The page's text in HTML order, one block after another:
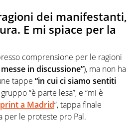
dei manifestanti,
E mi spiace per la
comprensione per le ragioni
in discussione”), ma non ha
tappe “in cui ci siamo sentiti
“è parte lesa”, e “mi è
a Madrid“, tappa finale
per le proteste pro Pal.